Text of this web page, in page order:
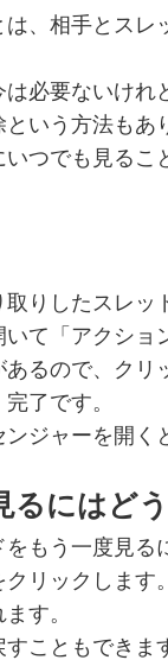
、相手とス
必要ないけ
いう方法も
つでも見る
りしたスレッ
て「アクショ
るので、クリ
了です。
ジャーを開
るにはど
もう一度見る
リックしま
す。
こともできま